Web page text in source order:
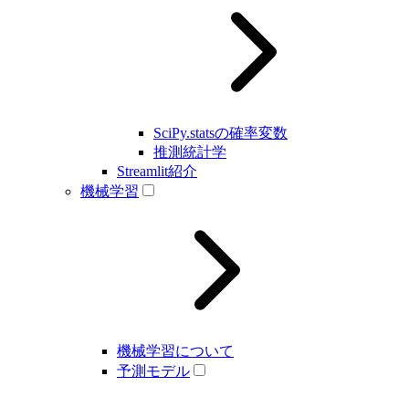
SciPy.statsの確率変数
推測統計学
Streamlit紹介
機械学習
機械学習について
予測モデル